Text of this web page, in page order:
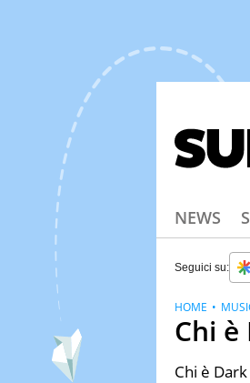
NEWS
Seguici su:
Chi è
Chi è
HOME